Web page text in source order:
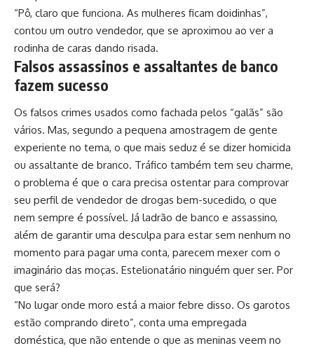
“Pô, claro que funciona. As mulheres ficam doidinhas”,
contou um outro vendedor, que se aproximou ao ver a
rodinha de caras dando risada.
Falsos assassinos e assaltantes de banco
fazem sucesso
Os falsos crimes usados como fachada pelos “galãs” são
vários. Mas, segundo a pequena amostragem de gente
experiente no tema, o que mais seduz é se dizer homicida
ou assaltante de branco. Tráfico também tem seu charme,
o problema é que o cara precisa ostentar para comprovar
seu perfil de vendedor de drogas bem-sucedido, o que
nem sempre é possível. Já ladrão de banco e assassino,
além de garantir uma desculpa para estar sem nenhum no
momento para pagar uma conta, parecem mexer com o
imaginário das moças. Estelionatário ninguém quer ser. Por
que será?
“No lugar onde moro está a maior febre disso. Os garotos
estão comprando direto”, conta uma empregada
doméstica, que não entende o que as meninas veem no